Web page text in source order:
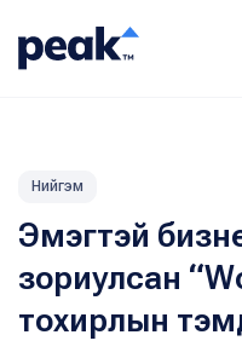
Нийгэм
Эмэгтэй
зориулсан
тохирлын